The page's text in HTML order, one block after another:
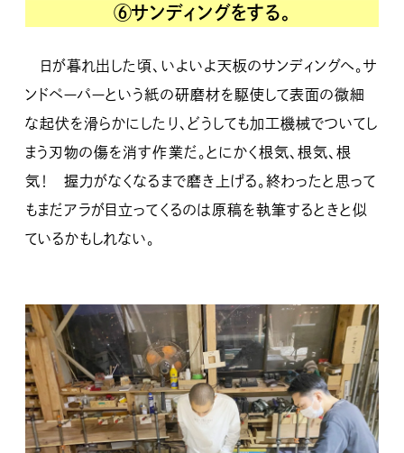
⑥サンディングをする。
日が暮れ出した頃、いよいよ天板のサンディングへ。サ
ンドペーパーという紙の研磨材を駆使して表面の微細
な起伏を滑らかにしたり、どうしても加工機械でついてし
まう刃物の傷を消す作業だ。とにかく根気、根気、根
気！ 握力がなくなるまで磨き上げる。終わったと思って
もまだアラが目立ってくるのは原稿を執筆するときと似
ているかもしれない。